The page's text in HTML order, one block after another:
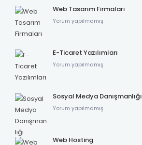
Web Tasarım Firmaları
Yorum yapılmamış
E-Ticaret Yazılımları
Yorum yapılmamış
Sosyal Medya Danışmanlığı
Yorum yapılmamış
Web Hosting